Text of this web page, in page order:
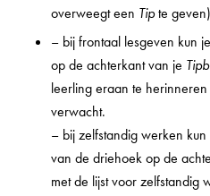
overweegt een Tipte
– bij frontaal lesgeven kun
op de achterkant van je
leerling eraan te
verwacht.
– bij zelfstandig werken
van de driehoek op de
met de lijst voor zelfstandig